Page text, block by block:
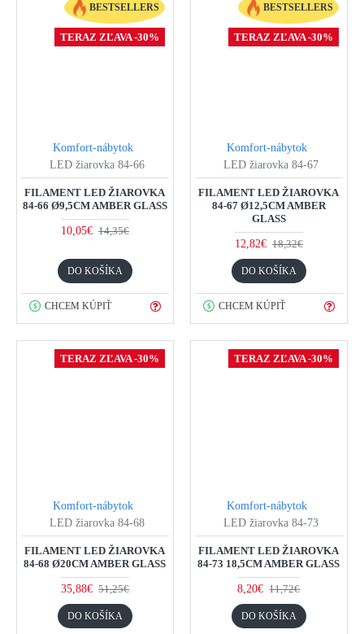
BESTSELLERS
TERAZ ZĽAVA -30%
Komfort-nábytok
LED žiarovka 84-66
FILAMENT LED ŽIAROVKA
84-66 Ø9,5CM AMBER GLASS
10,05€ 14,35€
DO KOŠÍKA
CHCEM KÚPIŤ
BESTSELLERS
TERAZ ZĽAVA -30%
Komfort-nábytok
LED žiarovka 84-67
FILAMENT LED ŽIAROVKA
84-67 Ø12,5CM AMBER
GLASS
12,82€ 18,32€
DO KOŠÍKA
CHCEM KÚPIŤ
TERAZ ZĽAVA -30%
Komfort-nábytok
LED žiarovka 84-68
FILAMENT LED ŽIAROVKA
84-68 Ø20CM AMBER GLASS
35,88€ 51,25€
DO KOŠÍKA
TERAZ ZĽAVA -30%
Komfort-nábytok
LED žiarovka 84-73
FILAMENT LED ŽIAROVKA
84-73 18,5CM AMBER GLASS
8,20€ 11,72€
DO KOŠÍKA